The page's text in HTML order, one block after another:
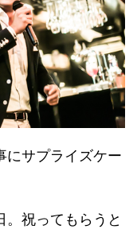
にサプライズケー
祝ってもらうと